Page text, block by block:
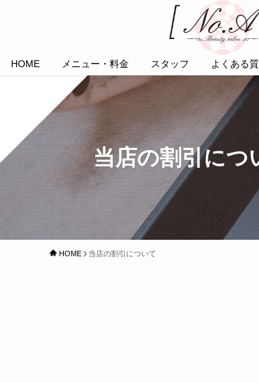
HOME メニュー・料金 スタッフ よくある
当店の割引につ
HOME 当店の割引について